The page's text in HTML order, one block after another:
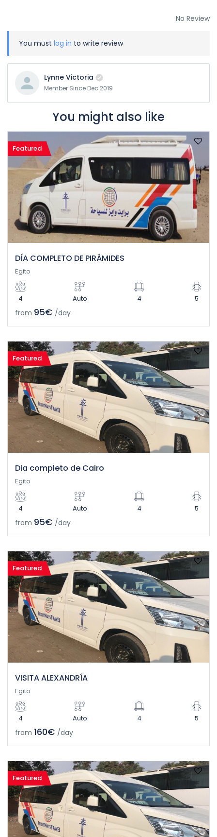
No Review
You must log in to write review
Lynne Victoria
Member Since Dec 2019
You might also like
Featured
DÍA COMPLETO DE PIRÁMIDES
Egito
4 Auto 4 5
from 95€ /day
Featured
Dia completo de Cairo
Egito
4 Auto 4 5
from 95€ /day
Featured
VISITA ALEXANDRÍA
Egito
4 Auto 4 5
from 160€ /day
Featured